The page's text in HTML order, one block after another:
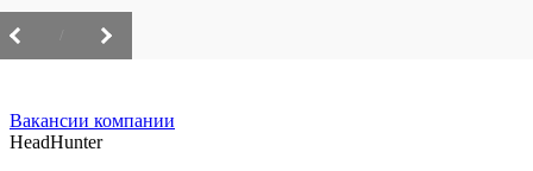
Вакансии компании
HeadHunter